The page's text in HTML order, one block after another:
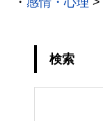
検索